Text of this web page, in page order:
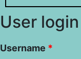
User login
Username *